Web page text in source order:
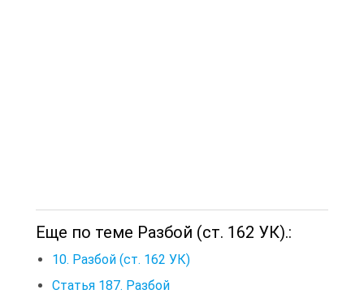
Еще по теме Разбой (ст. 162 УК).:
10. Разбой (ст. 162 УК)
Статья 187. Разбой